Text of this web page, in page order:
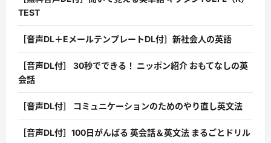
TEST
［音声DL＋EメールテンプレートDL付］新社会人の英語
［音声DL付］ 30秒でできる！ ニッポン紹介 おもてなしの英
会話
［音声DL付］ コミュニケーションのためのやり直し英文法
［音声DL付］100日がんばる 英会話＆英文法 まるごとドリル